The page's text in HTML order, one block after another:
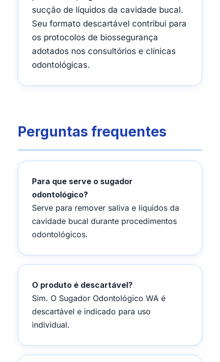
sucção de líquidos da cavidade bucal.
Seu formato descartável contribui para
os protocolos de biossegurança
adotados nos consultórios e clínicas
odontológicas.
Perguntas frequentes
Para que serve o sugador
odontológico?
Serve para remover saliva e líquidos da
cavidade bucal durante procedimentos
odontológicos.
O produto é descartável?
Sim. O Sugador Odontológico WA é
descartável e indicado para uso
individual.